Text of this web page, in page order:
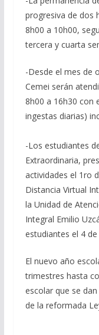
progresiva de dos
8h00 a 10h00,
tercera y cuarta
-Desde el mes de
Cemei serán
8h00 a 16h30 con
ingestas diarias)
-Los estudiantes
Extraordinaria,
actividades el 1ro
Distancia Virtual
la Unidad de
Integral Emilio
estudiantes el 4
El nuevo año
trimestres hasta
escolar que se
de la reformada